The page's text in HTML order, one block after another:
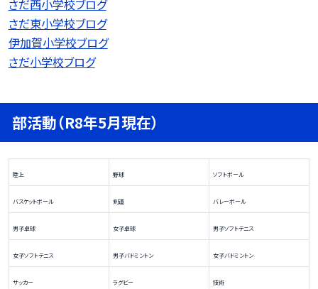
さだ西小学校ブログ
さだ東小学校ブログ
伊加賀小学校ブログ
さだ小学校ブログ
部活動（R8年5月現在）
陸上 野球 ソフトボール
バスケットボール 剣道 バレーボール
男子卓球 女子卓球 男子ソフトテニス
女子ソフトテニス 男子バドミントン 女子バドミントン
サッカー ラグビー 技術